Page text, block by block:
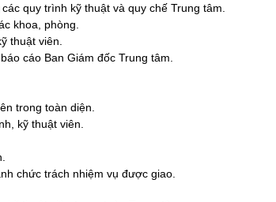
quy trình kỹ thuật và quy chế Trung tâm.
khoa, phòng.
thuật viên.
cáo Ban Giám đốc Trung tâm.
trong toàn diện.
kỹ thuật viên.
chức trách nhiệm vụ được giao.